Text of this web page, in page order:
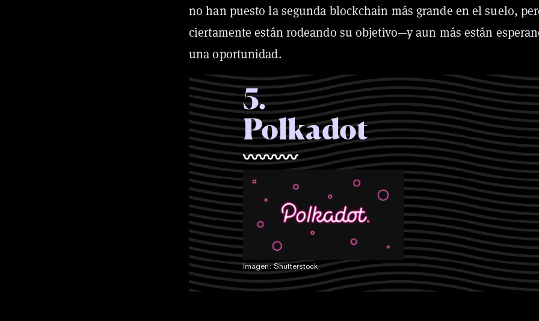
no han puesto la segunda blockchain más grande en el suelo,
ciertamente están rodeando su objetivo—y aun más están
una oportunidad.
5.
Polkadot
Imagen: Shutterstock